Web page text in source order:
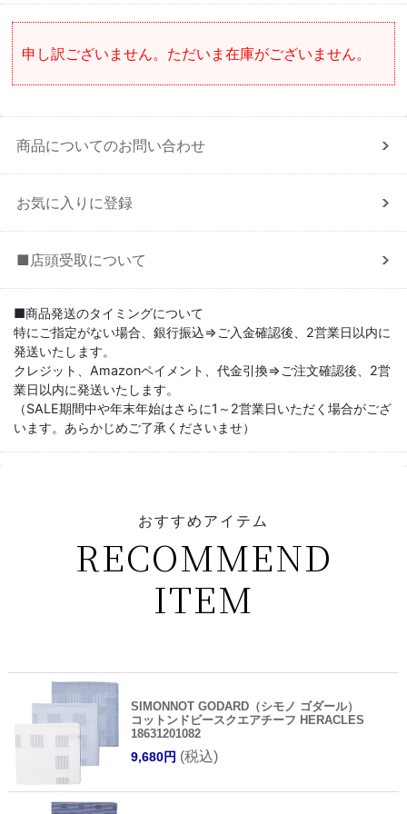
申し訳ございません。ただいま在庫がございません。
商品についてのお問い合わせ
お気に入りに登録
■店頭受取について
■商品発送のタイミングについて
特にご指定がない場合、銀行振込⇒ご入金確認後、2営業日以内に
発送いたします。
クレジット、Amazonペイメント、代金引換⇒ご注文確認後、2営
業日以内に発送いたします。
（SALE期間中や年末年始はさらに1～2営業日いただく場合がござ
います。あらかじめご了承くださいませ）
おすすめアイテム
RECOMMEND
ITEM
SIMONNOT GODARD（シモノ ゴダール）
コットンドビースクエアチーフ HERACLES
18631201082
9,680円 (税込)